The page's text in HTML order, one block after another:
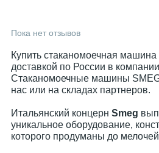
Пока нет отзывов
Купить стаканомоечная
доставкой по России в
Стаканомоечные машины
нас или на складах партнеров.
Итальянский концерн Smeg
уникальное оборудование,
которого продуманы до